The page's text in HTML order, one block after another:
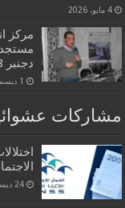
4 مايو، 2026
مركز
دجنبر 2018 بالرباط
1 ديسمبر، 2018
مشاركات
24 ديسمبر، 2020